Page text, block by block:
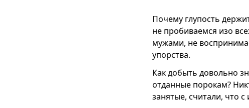
Почему глупость
не пробиваемся изо
мужами, не
упорства.
Как добыть довольно
отданные порокам?
занятые, считали, что